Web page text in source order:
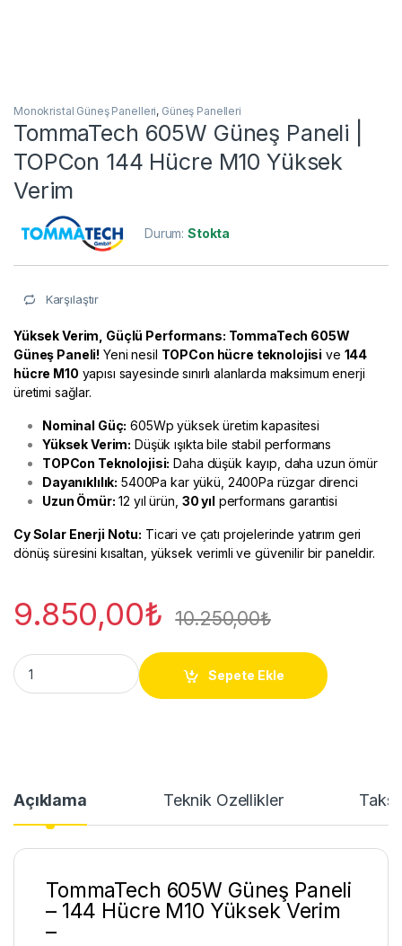
Monokristal Güneş Panelleri, Güneş Panelleri
TommaTech 605W Güneş Paneli |
TOPCon 144 Hücre M10 Yüksek
Verim
Durum:Stokta
Karşılaştır
Yüksek Verim, Güçlü Performans: TommaTech 605W
Güneş Paneli! Yeni nesil TOPCon hücre teknolojisi ve 144
hücre M10 yapısı sayesinde sınırlı alanlarda maksimum enerji
üretimi sağlar.
Nominal Güç: 605Wp yüksek üretim kapasitesi
Yüksek Verim: Düşük ışıkta bile stabil performans
TOPCon Teknolojisi: Daha düşük kayıp, daha uzun ömür
Dayanıklılık: 5400Pa kar yükü, 2400Pa rüzgar direnci
Uzun Ömür: 12 yıl ürün, 30 yıl performans garantisi
Cy Solar Enerji Notu: Ticari ve çatı projelerinde yatırım geri
dönüş süresini kısaltan, yüksek verimli ve güvenilir bir paneldir.
9.850,00₺ 10.250,00₺
TommaTech 605W Güneş Paneli | TOPCon 144 Hücre M10
Sepete Ekle
Açıklama Teknik Özellikler
TommaTech 605W Güneş Paneli
– 144 Hücre M10 Yüksek Verim
–